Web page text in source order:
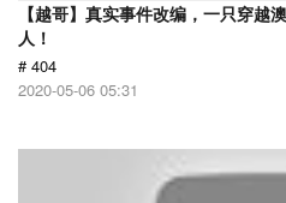
【越哥】真实事件改编，一只穿越
人！
# 404
2020-05-06 05:31